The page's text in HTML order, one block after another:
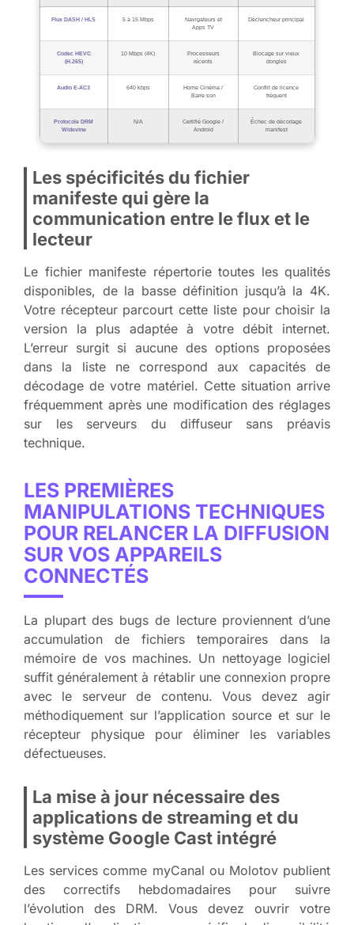
Flux DASH / HLS 5 à 15 Mbps
Navigateurs et
Apps TV
Déclencheur principal
Codec HEVC
(H.265)
10 Mbps (4K)
Processeurs
récents
Blocage sur vieux
dongles
Audio E-AC3 640 kbps
Home Cinéma /
Barre son
Conflit de licence
fréquent
Protocole DRM
Widevine
N/A
Certifié Google /
Android
Échec de décodage
manifest
Les spécificités du fichier
manifeste qui gère la
communication entre le flux et le
lecteur
Le fichier manifeste répertorie toutes les qualités
disponibles, de la basse définition jusqu’à la 4K.
Votre récepteur parcourt cette liste pour choisir la
version la plus adaptée à votre débit internet.
L’erreur surgit si aucune des options proposées
dans la liste ne correspond aux capacités de
décodage de votre matériel. Cette situation arrive
fréquemment après une modification des réglages
sur les serveurs du diffuseur sans préavis
technique.
LES PREMIÈRES
MANIPULATIONS TECHNIQUES
POUR RELANCER LA DIFFUSION
SUR VOS APPAREILS
CONNECTÉS
La plupart des bugs de lecture proviennent d’une
accumulation de fichiers temporaires dans la
mémoire de vos machines. Un nettoyage logiciel
suffit généralement à rétablir une connexion propre
avec le serveur de contenu. Vous devez agir
méthodiquement sur l’application source et sur le
récepteur physique pour éliminer les variables
défectueuses.
La mise à jour nécessaire des
applications de streaming et du
système Google Cast intégré
Les services comme myCanal ou Molotov publient
des correctifs hebdomadaires pour suivre
l’évolution des DRM. Vous devez ouvrir votre